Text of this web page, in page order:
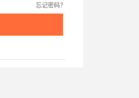
忘记密码？